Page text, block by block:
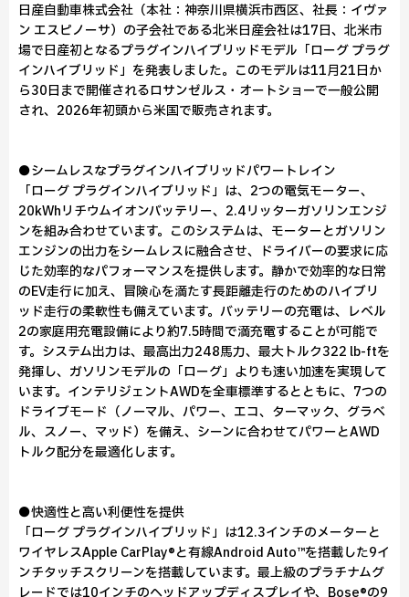
日産自動車株式会社（本社：神奈川県横浜市西区、社長：イヴァ
ン エスピノーサ）の子会社である北米日産会社は17日、北米市
場で日産初となるプラグインハイブリッドモデル「ローグ プラグ
インハイブリッド」を発表しました。このモデルは11月21日か
ら30日まで開催されるロサンゼルス・オートショーで一般公開
され、2026年初頭から米国で販売されます。
●シームレスなプラグインハイブリッドパワートレイン
「ローグ プラグインハイブリッド」は、2つの電気モーター、
20kWhリチウムイオンバッテリー、2.4リッターガソリンエンジ
ンを組み合わせています。このシステムは、モーターとガソリン
エンジンの出力をシームレスに融合させ、ドライバーの要求に応
じた効率的なパフォーマンスを提供します。静かで効率的な日常
のEV走行に加え、冒険心を満たす長距離走行のためのハイブリ
ッド走行の柔軟性も備えています。バッテリーの充電は、レベル
2の家庭用充電設備により約7.5時間で満充電することが可能で
す。システム出力は、最高出力248馬力、最大トルク322 lb-ftを
発揮し、ガソリンモデルの「ローグ」よりも速い加速を実現して
います。インテリジェントAWDを全車標準するとともに、7つの
ドライブモード（ノーマル、パワー、エコ、ターマック、グラベ
ル、スノー、マッド）を備え、シーンに合わせてパワーとAWD
トルク配分を最適化します。
●快適性と高い利便性を提供
「ローグ プラグインハイブリッド」は12.3インチのメーターと
ワイヤレスApple CarPlay®と有線Android Auto™を搭載した9イ
ンチタッチスクリーンを搭載しています。最上級のプラチナムグ
レードでは10インチのヘッドアップディスプレイや、Bose®の9